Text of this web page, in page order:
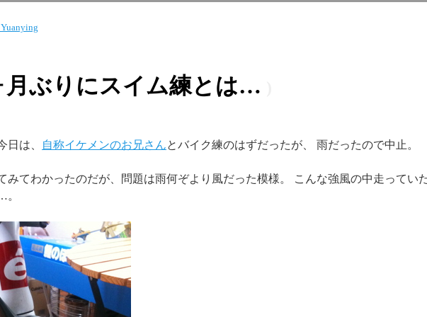
Yuanying
月ぶりにスイム練とは…
日は、 自称イケメンのお兄さんとバイク練のはずだったが、 雨だったので中止。
みてわかったのだが、問題は雨何ぞより風だった模様。 こんな強風の中走ってい
。